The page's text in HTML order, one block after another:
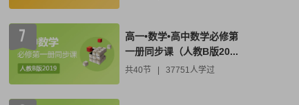
高一•数学•高中数学必修第
一册同步课（人教B版20...
共40节 | 37751人学过